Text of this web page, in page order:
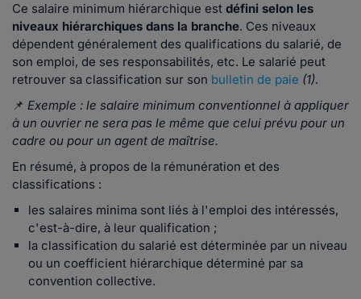
Ce salaire minimum hiérarchique est défini selon les
niveaux hiérarchiques dans la branche. Ces niveaux
dépendent généralement des qualifications du salarié, de
son emploi, de ses responsabilités, etc. Le salarié peut
retrouver sa classification sur son bulletin de paie (1).
📌 Exemple : le salaire minimum conventionnel à appliquer
à un ouvrier ne sera pas le même que celui prévu pour un
cadre ou pour un agent de maîtrise.
En résumé, à propos de la rémunération et des
classifications :
les salaires minima sont liés à l'emploi des intéressés,
c'est-à-dire, à leur qualification ;
la classification du salarié est déterminée par un niveau
ou un coefficient hiérarchique déterminé par sa
convention collective.